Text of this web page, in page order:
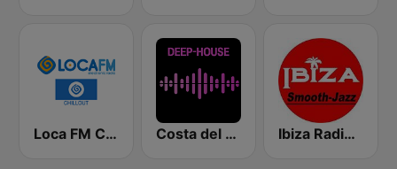
Loca FM Chill Out Costa del Mar Deep House Ibiza Radios - Smooth Jazz